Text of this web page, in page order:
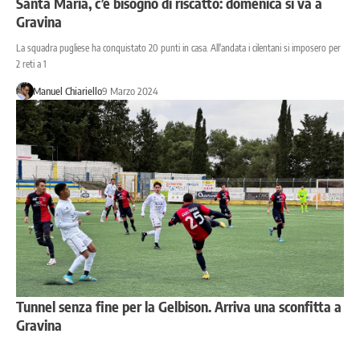
Gravina
La squadra pugliese ha conquistato 20 punti in casa. All'andata i cilentani si imposero per
2 reti a 1
Manuel Chiariello9 Marzo 2024
Tunnel senza fine per la Gelbison. Arriva una sconfitta a
Gravina